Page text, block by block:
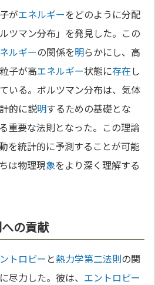
がエネルギーをどのように分配
ツマン分布」を発見した。この
ルギーの関係を明らかにし、高
子が高エネルギー状態に存在し
いる。ボルツマン分布は、気体
的に説明するための基礎とな
重要な法則となった。この理論
を統計的に予測することが可能
は物理現象をより深く理解する
の貢献
トロピー と熱力学第二法則の関
尽力した。彼は、 エントロピー